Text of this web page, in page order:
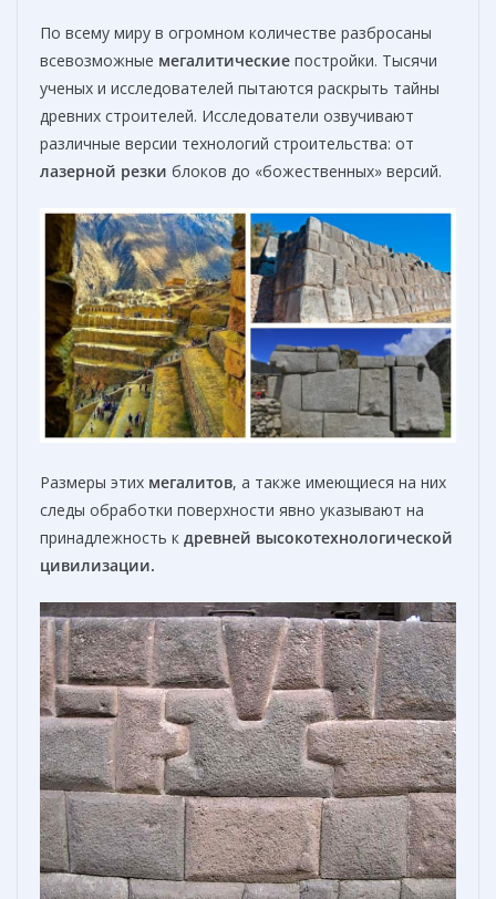
По всему миру в огромном количестве разбросаны
всевозможные мегалитические постройки. Тысячи
ученых и исследователей пытаются раскрыть тайны
древних строителей. Исследователи озвучивают
различные версии технологий строительства: от
лазерной резки блоков до «божественных» версий.
Размеры этих мегалитов, а также имеющиеся на них
следы обработки поверхности явно указывают на
принадлежность к древней высокотехнологической
цивилизации.